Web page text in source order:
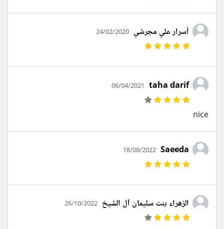
أسرار علي مجرشي 24/02/2020
taha darif
06/04/2021
nice
Saeeda
18/08/2022
الزهراء بنت سليمان آل الشيخ 26/10/2022